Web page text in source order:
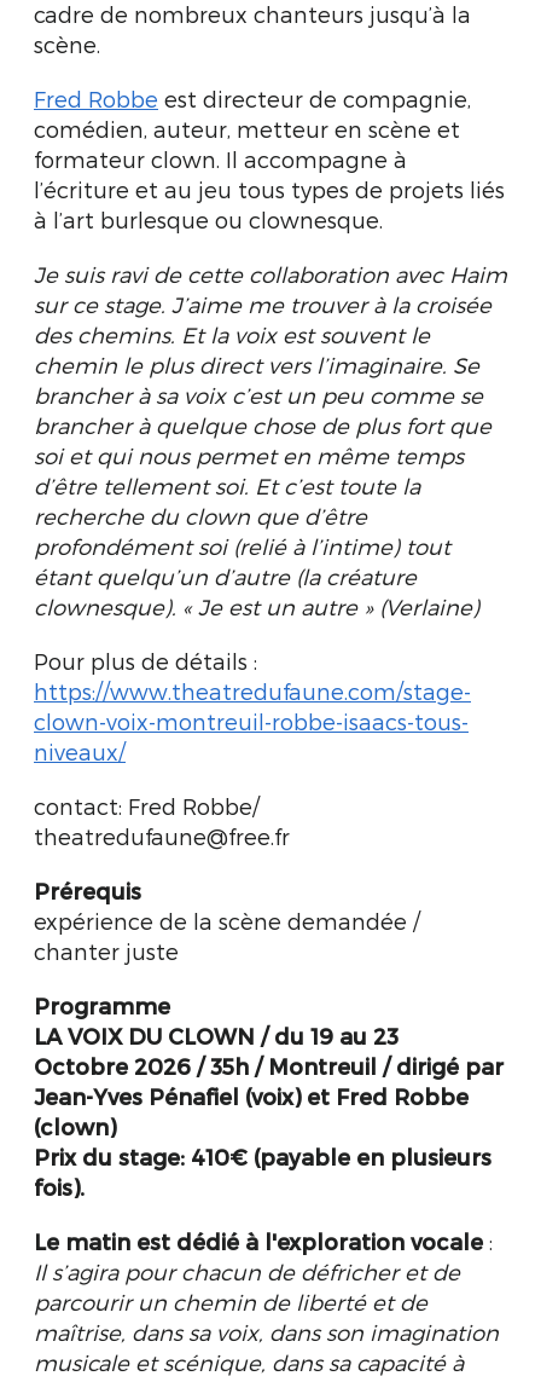
cadre de nombreux chanteurs jusqu’à la
scène.
Fred Robbe est directeur de compagnie,
comédien, auteur, metteur en scène et
formateur clown. Il accompagne à
l’écriture et au jeu tous types de projets liés
à l’art burlesque ou clownesque.
Je suis ravi de cette collaboration avec Haim
sur ce stage. J’aime me trouver à la croisée
des chemins. Et la voix estsouvent le
chemin le plus direct vers l’imaginaire. Se
brancher à sa voix c’est un peu comme se
brancher à quelque chose de plus fort que
soi et qui nous permet en même temps
d’être tellement soi. Et c’est toute la
recherche du clown que d’être
profondément soi (relié à l’intime) tout
étant quelqu’un d’autre (la créature
clownesque). « Je est un autre » (Verlaine)
Pour plus de détails :
https://www.theatredufaune.com/stage-
clown-voix-montreuil-robbe-isaacs-tous-
niveaux/
contact: Fred Robbe/
theatredufaune@free.fr
Prérequis
expérience de la scène demandée /
chanter juste
Programme
LA VOIX DU CLOWN / du 19 au 23
Octobre 2026 / 35h / Montreuil / dirigé par
Jean-Yves Pénafiel (voix) et Fred Robbe
(clown)
Prix du stage: 410€ (payable en plusieurs
fois).
Le matin est dédié à l'exploration vocale :
Il s’agira pour chacun de défricher et de
parcourir un chemin de liberté et de
maîtrise, dans sa voix, dans son imagination
musicale et scénique, dans sa capacité à